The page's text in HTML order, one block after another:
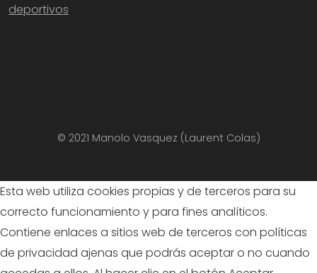
deportivos
© 2021 Manolo Vasquez (Laurent Colas)
Esta web utiliza cookies propias y de terceros para su
correcto funcionamiento y para fines analíticos.
Contiene enlaces a sitios web de terceros con políticas
de privacidad ajenas que podrás aceptar o no cuando